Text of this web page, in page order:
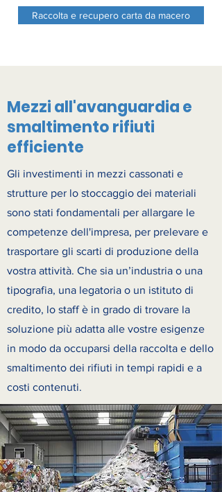
Raccolta e recupero carta da macero
Mezzi all'avanguardia e
smaltimento rifiuti
efficiente
Gli investimenti in mezzi cassonati e
strutture per lo stoccaggio dei materiali
sono stati fondamentali per allargare le
competenze dell'impresa, per prelevare e
trasportare gli scarti di produzione della
vostra attività. Che sia un’industria o una
tipografia, una legatoria o un istituto di
credito, lo staff è in grado di trovare la
soluzione più adatta alle vostre esigenze
in modo da occuparsi della raccolta e dello
smaltimento dei rifiuti in tempi rapidi e a
costi contenuti.